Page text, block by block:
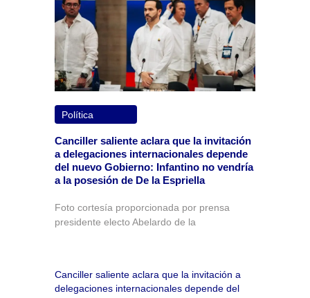
Política
Canciller saliente aclara que la invitación
a delegaciones internacionales depende
del nuevo Gobierno: Infantino no vendría
a la posesión de De la Espriella
Foto cortesía proporcionada por prensa
presidente electo Abelardo de la
Canciller saliente aclara que la invitación a
delegaciones internacionales depende del